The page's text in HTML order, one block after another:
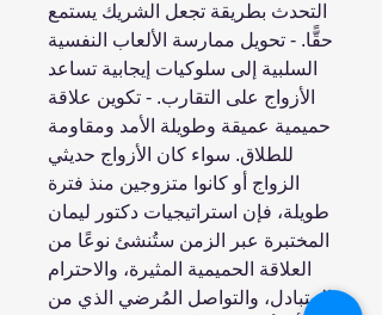
التحدث بطريقة تجعل الشريك يستمع
حقًّا. - تحويل ممارسة الألعاب النفسية
السلبية إلى سلوكيات إيجابية تساعد
الأزواج على التقارب. - تكوين علاقة
حميمية عميقة وطويلة الأمد ومقاومة
للطلاق. سواء كان الأزواج حديثي
الزواج أو كانوا متزوجين منذ فترة
طويلة، فإن استراتيجيات دكتور ليمان
المختبرة عبر الزمن ستُنشئ نوعًا من
العلاقة الحميمية المثيرة، والاحترام
المتبادل، والتواصل المُرضي الذي من